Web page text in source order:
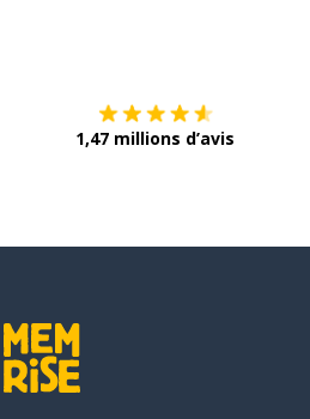
1,47 millions d’avis